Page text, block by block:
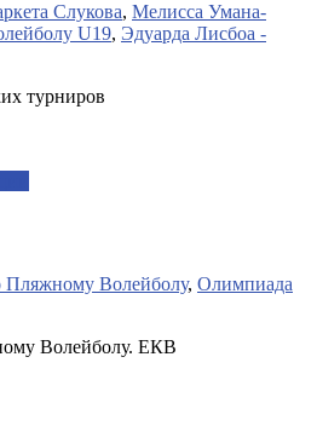
Слукова, Мелисса Умана-
U19, Эдуарда Лисбоа -
турниров
Волейболу, Олимпиада
Волейболу. ЕКВ